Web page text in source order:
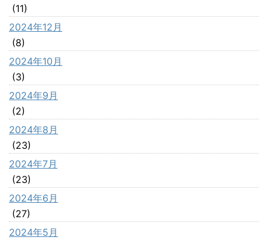
(11)
2024年12月
(8)
2024年10月
(3)
2024年9月
(2)
2024年8月
(23)
2024年7月
(23)
2024年6月
(27)
2024年5月